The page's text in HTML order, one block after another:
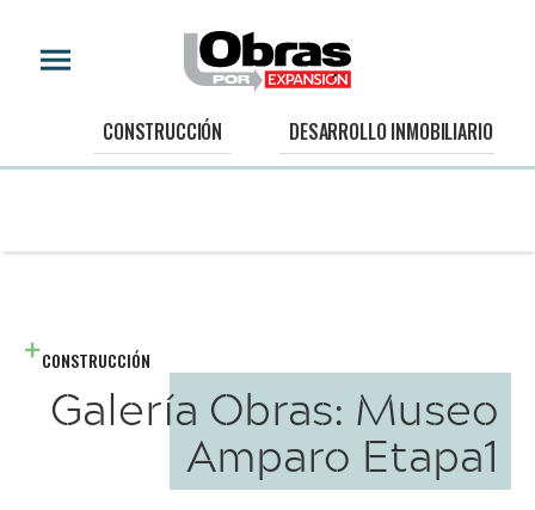
CONSTRUCCIÓN DESARROLLO INMOBILIARIO
CONSTRUCCIÓN
Galería Obras: Museo
Amparo Etapa1